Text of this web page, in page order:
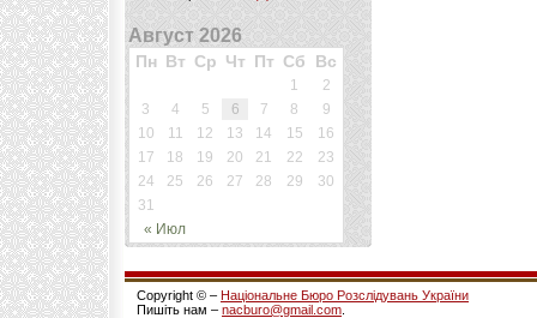
Август 2026
Пн Вт Ср Чт Пт Сб Вс
« Июл
1
2
3
4 5 6 7 8
9
10
11 12 13 14 15
16
17
18 19 20 21 22
23
24
25 26 27 28 29
30
31
Copyright © – Національне Бюро Розслідувань України
Пишіть нам – nacburo@gmail.com